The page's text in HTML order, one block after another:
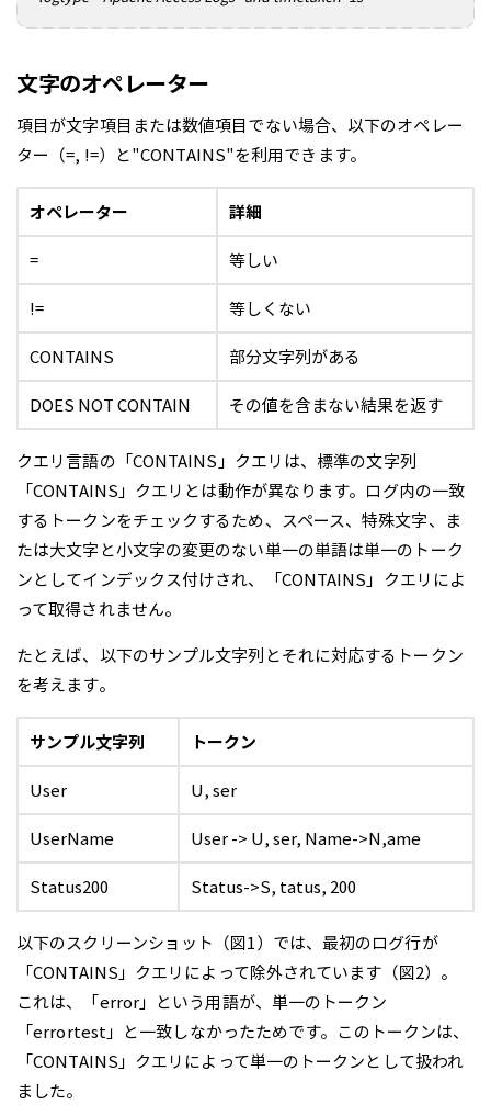
文字のオペレーター
項目が文字項目または数値項目でない場合、以下のオペレー
ター（=, !=）と"CONTAINS"を利用できます。
オペレーター
詳細
=
等しい
!=
等しくない
CONTAINS
部分文字列がある
DOES NOT CONTAIN
その値を含まない結果を返す
クエリ言語の「CONTAINS」クエリは、標準の文字列
「CONTAINS」クエリとは動作が異なります。ログ内の一致
するトークンをチェックするため、スペース、特殊文字、ま
たは大文字と小文字の変更のない単一の単語は単一のトーク
ンとしてインデックス付けされ、「CONTAINS」クエリによ
って取得されません。
たとえば、以下のサンプル文字列とそれに対応するトークン
を考えます。
サンプル文字列
トークン
User
U, ser
UserName
User -> U, ser, Name->N,ame
Status200
Status->S, tatus, 200
以下のスクリーンショット（図1）では、最初のログ行が
「CONTAINS」クエリによって除外されています（図2）。
これは、「error」という用語が、単一のトークン
「errortest」と一致しなかったためです。このトークンは、
「CONTAINS」クエリによって単一のトークンとして扱われ
ました。